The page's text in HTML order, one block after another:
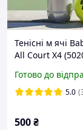
Тенісні м ячі
All Court X4
великого тенісу,
шт
Готово до
5.0
500₴